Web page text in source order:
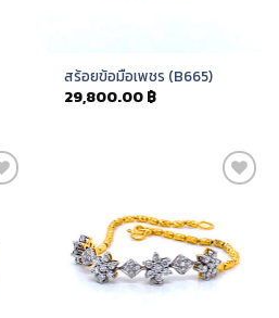
สร้อยข้อมือเพชร (B665)
29,800.00 ฿